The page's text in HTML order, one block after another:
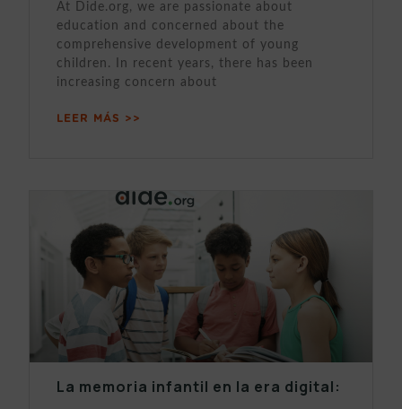
At Dide.org, we are passionate about
education and concerned about the
comprehensive development of young
children. In recent years, there has been
increasing concern about
LEER MÁS >>
La memoria infantil en la era digital: